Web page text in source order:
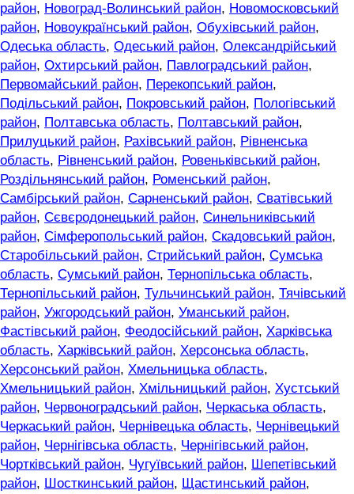
район, Новоград-Волинський район, Новомосковський
район, Новоукраїнський район, Обухівський район,
Одеська область, Одеський район, Олександрійський
район, Охтирський район, Павлоградський район,
Первомайський район, Перекопський район,
Подільський район, Покровський район, Пологівський
район, Полтавська область, Полтавський район,
Прилуцький район, Рахівський район, Рівненська
область, Рівненський район, Ровеньківський район,
Роздільнянський район, Роменський район,
Самбірський район, Сарненський район, Сватівський
район, Сєвєродонецький район, Синельниківський
район, Сімферопольський район, Скадовський район,
Старобільський район, Стрийський район, Сумська
область, Сумський район, Тернопільська область,
Тернопільський район, Тульчинський район, Тячівський
район, Ужгородський район, Уманський район,
Фастівський район, Феодосійський район, Харківська
область, Харківський район, Херсонська область,
Херсонський район, Хмельницька область,
Хмельницький район, Хмільницький район, Хустський
район, Червоноградський район, Черкаська область,
Черкаський район, Чернівецька область, Чернівецький
район, Чернігівська область, Чернігівський район,
Чортківський район, Чугуївський район, Шепетівський
район, Шосткинський район, Щастинський район,